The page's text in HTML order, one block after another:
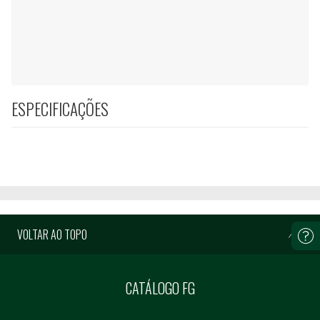
ESPECIFICAÇÕES
VOLTAR AO TOPO
CATÁLOGO FG